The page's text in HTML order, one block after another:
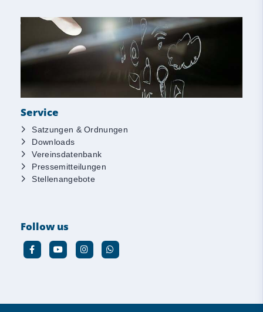
Service
Satzungen & Ordnungen
Downloads
Vereinsdatenbank
Pressemitteilungen
Stellenangebote
Follow us